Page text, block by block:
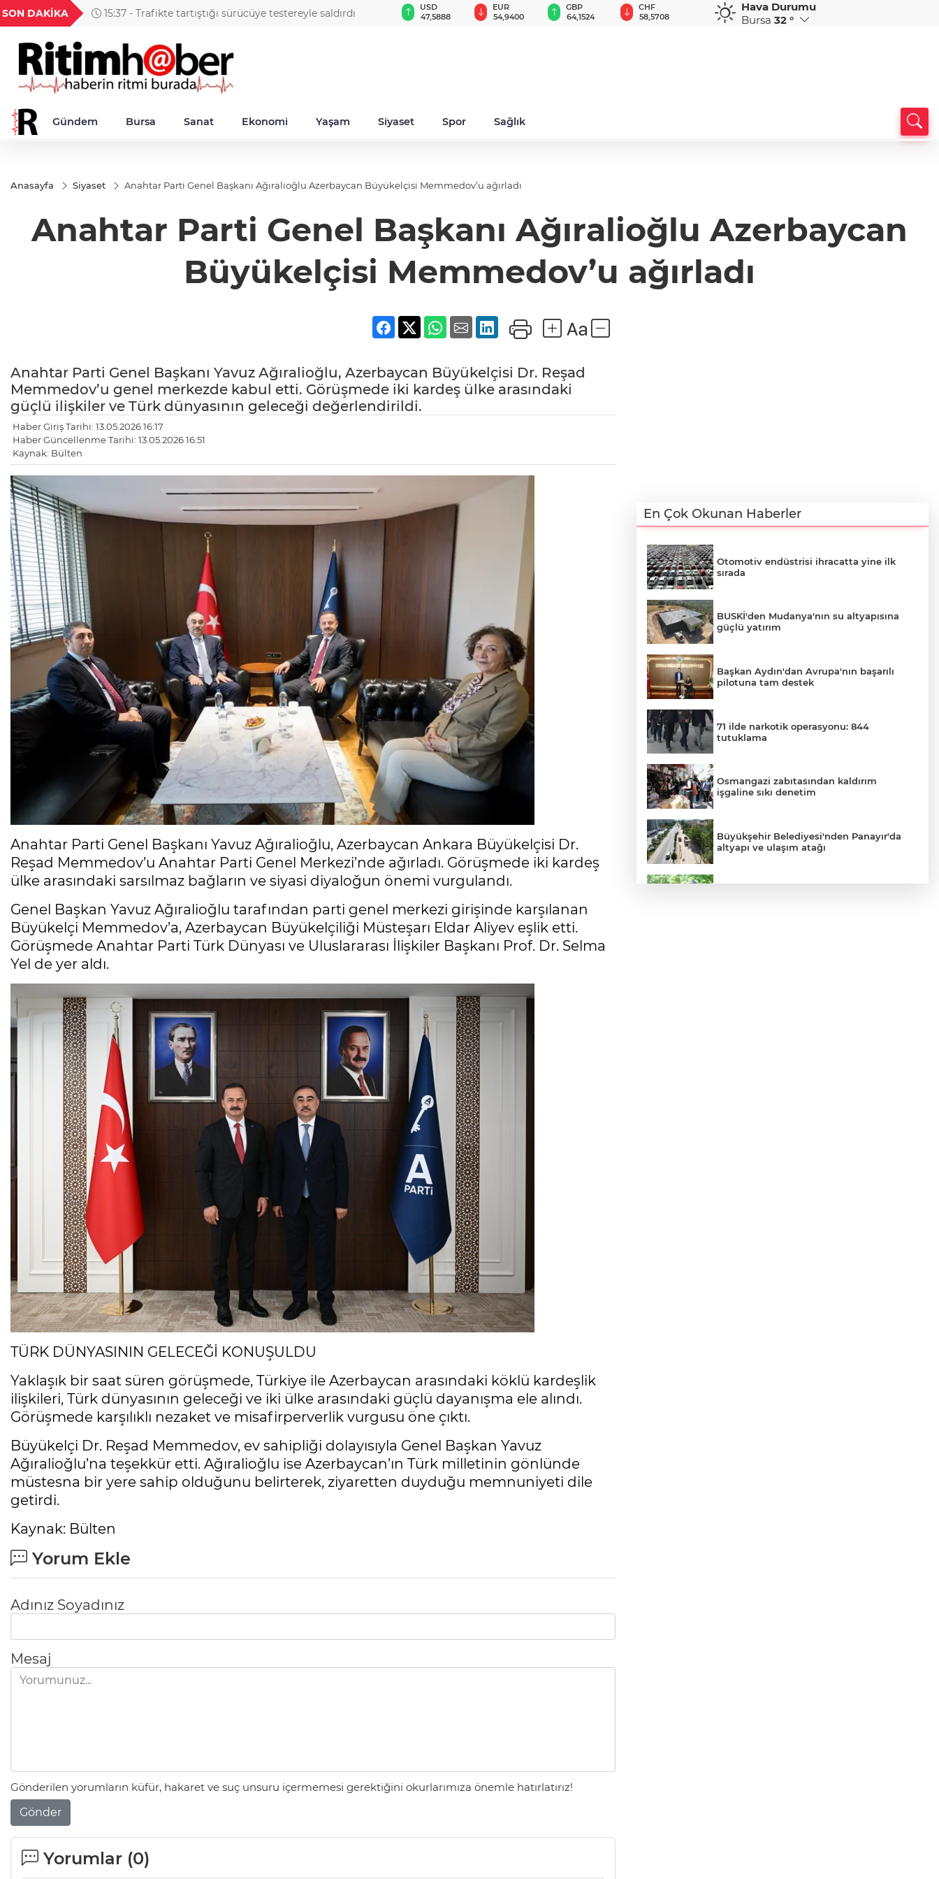
SON DAKİKA
15:12 - Nilüfer'de yaya ve engelli yolları için kapsamlı
16,2308
BGN
28,0626
VND
0,0018
6.490,30
BIST 100
13.798,82
USD
47,5888
EUR
54,9400
GBP
64,1524
CHF
58,5708
CAD
33,9338
RUB
0,5831
Hava Durumu
Bursa 32 °
Gündem Bursa Sanat Ekonomi Yaşam Siyaset Spor Sağlık
Anasayfa Siyaset Anahtar Parti Genel Başkanı Ağıralioğlu Azerbaycan Büyükelçisi Memmedov’u ağırladı
Anahtar Parti Genel Başkanı Ağıralioğlu Azerbaycan
Büyükelçisi Memmedov’u ağırladı
Anahtar Parti Genel Başkanı Yavuz Ağıralioğlu, Azerbaycan Büyükelçisi Dr. Reşad
Memmedov’u genel merkezde kabul etti. Görüşmede iki kardeş ülke arasındaki
güçlü ilişkiler ve Türk dünyasının geleceği değerlendirildi.
Haber Giriş Tarihi: 13.05.2026 16:17
Haber Güncellenme Tarihi: 13.05.2026 16:51
Kaynak: Bülten
Anahtar Parti Genel Başkanı Yavuz Ağıralioğlu, Azerbaycan Ankara Büyükelçisi Dr.
Reşad Memmedov’u Anahtar Parti Genel Merkezi’nde ağırladı. Görüşmede iki kardeş
ülke arasındaki sarsılmaz bağların ve siyasi diyaloğun önemi vurgulandı.
Genel Başkan Yavuz Ağıralioğlu tarafından parti genel merkezi girişinde karşılanan
Büyükelçi Memmedov’a, Azerbaycan Büyükelçiliği Müsteşarı Eldar Aliyev eşlik etti.
Görüşmede Anahtar Parti Türk Dünyası ve Uluslararası İlişkiler Başkanı Prof. Dr. Selma
Yel de yer aldı.
TÜRK DÜNYASININ GELECEĞİ KONUŞULDU
Yaklaşık bir saat süren görüşmede, Türkiye ile Azerbaycan arasındaki köklü kardeşlik
ilişkileri, Türk dünyasının geleceği ve iki ülke arasındaki güçlü dayanışma ele alındı.
Görüşmede karşılıklı nezaket ve misafirperverlik vurgusu öne çıktı.
Büyükelçi Dr. Reşad Memmedov, ev sahipliği dolayısıyla Genel Başkan Yavuz
Ağıralioğlu’na teşekkür etti. Ağıralioğlu ise Azerbaycan’ın Türk milletinin gönlünde
müstesna bir yere sahip olduğunu belirterek, ziyaretten duyduğu memnuniyeti dile
getirdi.
Kaynak: Bülten
Yorum Ekle
Adınız Soyadınız
Mesaj
Gönderilen yorumların küfür, hakaret ve suç unsuru içermemesi gerektiğini okurlarımıza önemle hatırlatırız!
Gönder
Yorumlar (0)
En Çok Okunan Haberler
Otomotiv endüstrisi ihracatta yine ilk
sırada
BUSKİ'den Mudanya'nın su altyapısına
güçlü yatırım
Başkan Aydın'dan Avrupa'nın başarılı
pilotuna tam destek
71 ilde narkotik operasyonu: 844
tutuklama
Osmangazi zabıtasından kaldırım
işgaline sıkı denetim
Büyükşehir Belediyesi'nden Panayır'da
altyapı ve ulaşım atağı